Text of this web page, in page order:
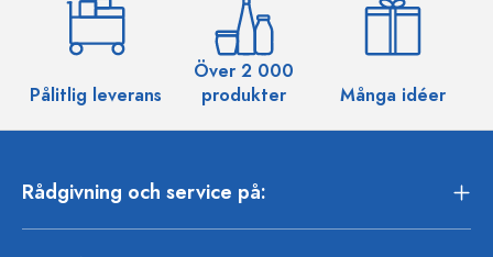
Pålitlig leverans
Över 2 000
produkter
Många idéer
Rådgivning och service på: